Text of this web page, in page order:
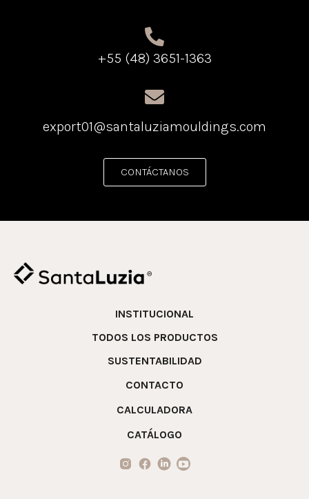
+55 (48) 3651-1363
export01@santaluziamouldings.com
CONTÁCTANOS
INSTITUCIONAL
TODOS LOS PRODUCTOS
SUSTENTABILIDAD
CONTACTO
CALCULADORA
CATÁLOGO